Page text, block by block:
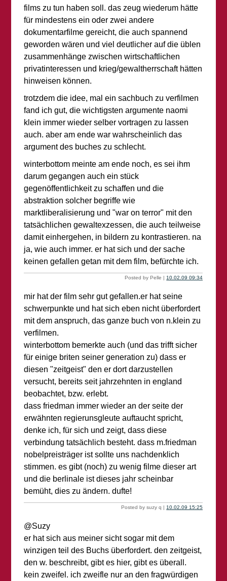
films zu tun haben soll. das zeug wiederum hätte
für mindestens ein oder zwei andere
dokumentarfilme gereicht, die auch spannend
geworden wären und viel deutlicher auf die üblen
zusammenhänge zwischen wirtschaftlichen
privatinteressen und krieg/gewaltherrschaft hätten
hinweisen können.
trotzdem die idee, mal ein sachbuch zu verfilmen
fand ich gut, die wichtigsten argumente naomi
klein immer wieder selber vortragen zu lassen
auch. aber am ende war wahrscheinlich das
argument des buches zu schlecht.
winterbottom meinte am ende noch, es sei ihm
darum gegangen auch ein stück
gegenöffentlichkeit zu schaffen und die
abstraktion solcher begriffe wie
marktliberalisierung und "war on terror" mit den
tatsächlichen gewaltexzessen, die auch teilweise
damit einhergehen, in bildern zu kontrastieren. na
ja, wie auch immer. er hat sich und der sache
keinen gefallen getan mit dem film, befürchte ich.
Posted by Pelle | 10.02.09 09:34
mir hat der film sehr gut gefallen.er hat seine
schwerpunkte und hat sich eben nicht überfordert
mit dem anspruch, das ganze buch von n.klein zu
verfilmen.
winterbottom bemerkte auch (und das trifft sicher
für einige briten seiner generation zu) dass er
diesen "zeitgeist" den er dort darzustellen
versucht, bereits seit jahrzehnten in england
beobachtet, bzw. erlebt.
dass friedman immer wieder an der seite der
erwähnten regierunsgleute auftaucht spricht,
denke ich, für sich und zeigt, dass diese
verbindung tatsächlich besteht. dass m.friedman
nobelpreisträger ist sollte uns nachdenklich
stimmen. es gibt (noch) zu wenig filme dieser art
und die berlinale ist dieses jahr scheinbar
bemüht, dies zu ändern. dufte!
Posted by suzy q | 10.02.09 15:25
@Suzy
er hat sich aus meiner sicht sogar mit dem
winzigen teil des Buchs überfordert. den zeitgeist,
den w. beschreibt, gibt es hier, gibt es überall.
kein zweifel. ich zweifle nur an den fragwürdigen